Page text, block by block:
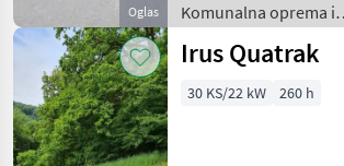
Oglas
Komunalna oprema i
vozila / Kosilice za
nagibe
Irus Quatrak
30 KS/22 kW 260 h